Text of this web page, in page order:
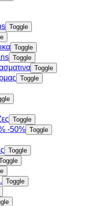
Toggle
Toggle
Toggle
Toggle
Toggle
Toggle
-50% Toggle
Toggle
Toggle